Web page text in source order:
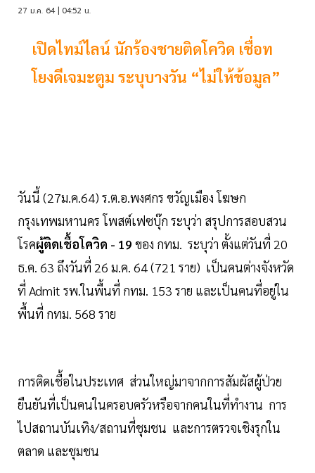
27 ม.ค. 64 | 04:52 น.
เปิดไทม์ไลน์ นักร้องชายติดโควิด เชื่อท
โยงดีเจมะตูม ระบุบางวัน “ไม่ให้ข้อมูล”
วันนี้ (27ม.ค.64) ร.ต.อ.พงศกร ขวัญเมือง โฆษก
กรุงเทพมหานคร โพสต์เฟซบุ๊ก ระบุว่า สรุปการสอบสวน
โรคผู้ติดเชื้อโควิด - 19 ของ กทม. ระบุว่า ตั้งแต่วันที่ 20
ธ.ค. 63 ถึงวันที่ 26 ม.ค. 64 (721 ราย) เป็นคนต่างจังหวัด
ที่ Admit รพ.ในพื้นที่ กทม. 153 ราย และเป็นคนที่อยู่ใน
พื้นที่ กทม. 568 ราย
การติดเชื้อในประเทศ ส่วนใหญ่มาจากการสัมผัสผู้ป่วย
ยืนยันที่เป็นคนในครอบครัวหรือจากคนในที่ทำงาน การ
ไปสถานบันเทิง/สถานที่ชุมชน และการตรวจเชิงรุกใน
ตลาด และชุมชน